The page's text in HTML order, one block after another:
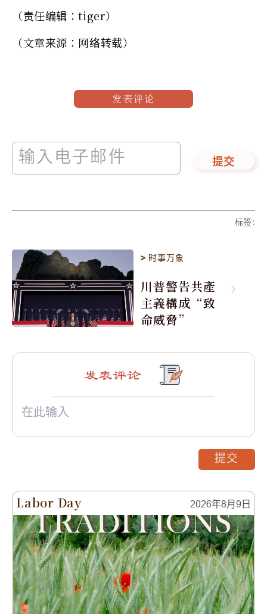
（责任编辑：tiger）
（文章来源：网络转载）
发表评论
提交
标签:
> 时事万象
川普警告共產
主義構成“致
命威脅”
Labor Day 2026年8月9日
发表评论
提交